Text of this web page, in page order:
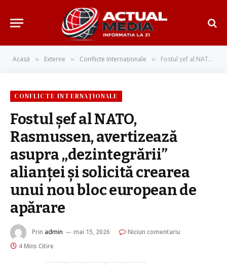
Acasă » Externe » Conflicte Internaționale » Fostul șef al NATO, Rasmussen, avertizează asupra „dezintegrării” alianței și solicită crearea unui nou bloc european de apărare
CONFLICTE INTERNAȚIONALE
Fostul șef al NATO,
Rasmussen, avertizează
asupra „dezintegrării”
alianței și solicită crearea
unui nou bloc european de
apărare
Prin admin mai 15, 2026
Niciun comentariu
4 Mins Citire